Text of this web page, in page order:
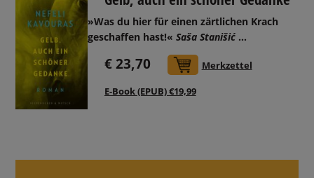
»Was du hier für einen zärtlichen Krach
geschaffen hast!« Saša Stanišić...
€ 23,70 In den Warenkorb
Merkzettel
E-Book (EPUB) €19,99